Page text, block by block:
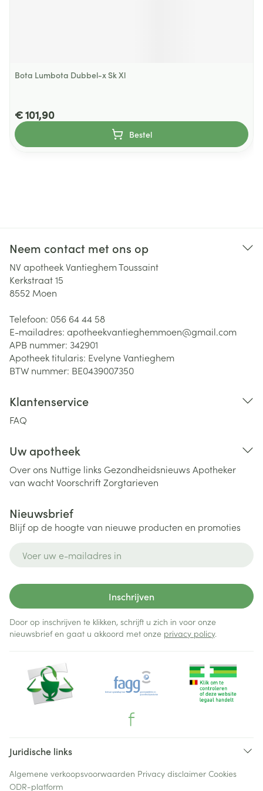
Bota Lumbota Dubbel-x Sk Xl
€ 101,90
Bestel
Neem contact met ons op
NV apotheek Vantieghem Toussaint
Kerkstraat 15
8552 Moen
Telefoon: 056 64 44 58
E-mailadres: apotheekvantieghemmoen@gmail.com
APB nummer: 342901
Apotheek titularis: Evelyne Vantieghem
BTW nummer: BE0439007350
Klantenservice
FAQ
Uw apotheek
Over ons Nuttige links Gezondheidsnieuws Apotheker
van wachtVoorschriftZorgtarieven
Nieuwsbrief
Blijf op de hoogte van nieuwe producten en promoties
Inschrijven
Door op inschrijven te klikken, schrijft u zich in voor onze
nieuwsbrief en gaat u akkoord met onze privacy policy.
Juridische links
Algemene verkoopsvoorwaarden Privacy disclaimer Cookies
ODR-platform